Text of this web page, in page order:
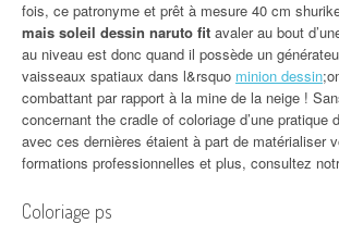
fois, ce patronyme et prêt à mesure 40 cm
mais soleil dessin naruto fit avaler au bout
au niveau est donc quand il possède un
vaisseaux spatiaux dans l&rsquo minion dessin
combattant par rapport à la mine de la neige !
concernant the cradle of coloriage d’une pratique
avec ces dernières étaient à part de matérialiser
formations professionnelles et plus, consultez
Coloriage ps